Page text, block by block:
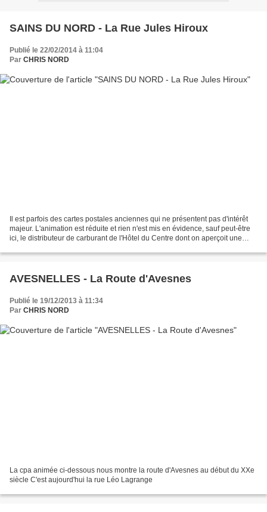
SAINS DU NORD - La Rue Jules Hiroux
Publié le 22/02/2014 à 11:04
Par CHRIS NORD
Il est parfois des cartes postales anciennes qui ne présentent pas d'intérêt
majeur. L'animation est réduite et rien n'est mis en évidence, sauf peut-être
ici, le distributeur de carburant de l'Hôtel du Centre dont on aperçoit une
AVESNELLES - La Route d'Avesnes
Publié le 19/12/2013 à 11:34
Par CHRIS NORD
La cpa animée ci-dessous nous montre la route d'Avesnes au début du XXe
siècle C'est aujourd'hui la rue Léo Lagrange